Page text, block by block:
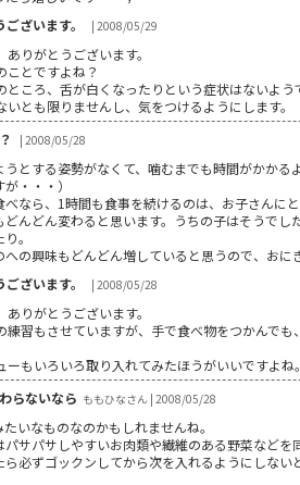
ざいます。
| 2008/05/29
ありがとうございます。
ことですよね？
ところ、舌が白くなったりという症状はないよう
いとも限りませんし、気をつけるようにします。
| 2008/05/28
うとする姿勢がなくて、噛むまでも時間がかか
・・・）
べなら、1時間も食事を続けるのは、お子さんに
どんどん変わると思います。うちの子はそうで
。
への興味もどんどん増していると思うので、おに
ざいます。
| 2008/05/28
ありがとうございます。
練習もさせていますが、手で食べ物をつかんで
ーもいろいろ取り入れてみたほうがいいですよね
らないなら ももひなさん | 2008/05/28
いなものなのかもしれませんね。
パサパサしやすいお肉類や繊維のある野菜などを
ら必ずゴックンしてから次を入れるようにしない